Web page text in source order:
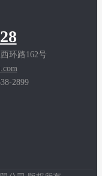
环路162号
2899